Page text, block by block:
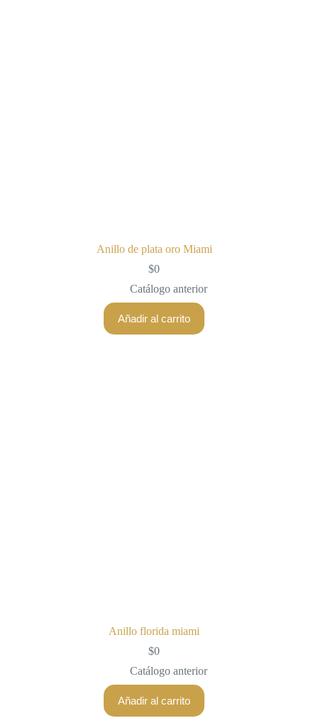
Anillo de plata oro Miami
$0
Catálogo anterior
Añadir al carrito
Anillo florida miami
$0
Catálogo anterior
Añadir al carrito